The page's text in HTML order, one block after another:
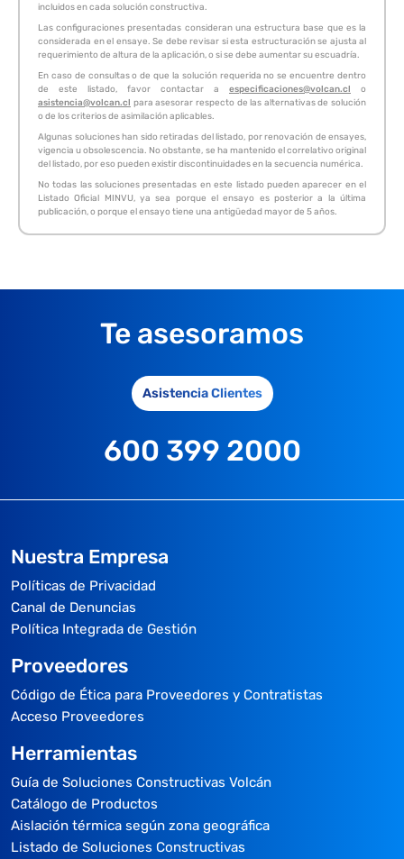
incluidos en cada solución constructiva.
Las configuraciones presentadas consideran una estructura base que es la
considerada en el ensaye. Se debe revisar si esta estructuración se ajusta al
requerimiento de altura de la aplicación, o si se debe aumentar su escuadría.
En caso de consultas o de que la solución requerida no se encuentre dentro
de este listado, favor contactar a especificaciones@volcan.cl o
asistencia@volcan.cl para asesorar respecto de las alternativas de solución
o de los criterios de asimilación aplicables.
Algunas soluciones han sido retiradas del listado, por renovación de ensayes,
vigencia u obsolescencia. No obstante, se ha mantenido el correlativo original
del listado, por eso pueden existir discontinuidades en la secuencia numérica.
No todas las soluciones presentadas en este listado pueden aparecer en el
Listado Oficial MINVU, ya sea porque el ensayo es posterior a la última
publicación, o porque el ensayo tiene una antigüedad mayor de 5 años.
Te asesoramos
Asistencia Clientes
600 399 2000
Nuestra Empresa
Políticas de Privacidad
Canal de Denuncias
Política Integrada de Gestión
Proveedores
Código de Ética para Proveedores y Contratistas
Acceso Proveedores
Herramientas
Guía de Soluciones Constructivas Volcán
Catálogo de Productos
Aislación térmica según zona geográfica
Listado de Soluciones Constructivas